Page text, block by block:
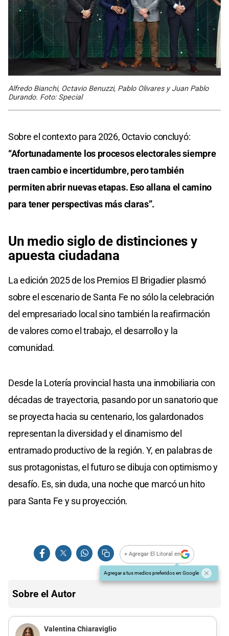
Alfredo Bianchi, Octavio Benuzzi, Pablo Olivares y Juan Pablo
Durando. Foto: Special
Sobre el contexto para 2026, Octavio concluyó:
“Afortunadamente los procesos electorales siempre
traen cambio e incertidumbre, pero también
permiten abrir nuevas etapas. Eso allana el camino
para tener perspectivas más claras”.
Un medio siglo de distinciones y
apuesta ciudadana
La edición 2025 de los Premios El Brigadier plasmó
sobre el escenario de Santa Fe no sólo la celebración
del empresariado local sino también la reafirmación
de valores como el trabajo, el desarrollo y la
comunidad.
Desde la Lotería provincial hasta una inmobiliaria con
décadas de trayectoria, pasando por un sanatorio que
se proyecta hacia su centenario, los galardonados
representan la diversidad y el dinamismo del
entramado productivo de la región. Y, en palabras de
sus protagonistas, el futuro se dibuja con optimismo y
desafío. Es, sin duda, una noche que marcó un hito
para Santa Fe y su proyección.
+ Agregar El Litoral en
Agregar a tus medios preferidos en Google
Sobre el Autor
Valentina Chiaraviglio